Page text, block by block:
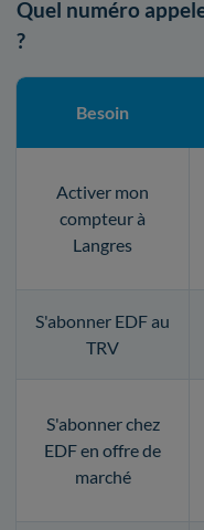
Quel numéro
?
Besoin
Activer mon
compteur à
Langres
S'abonner EDF au
TRV
S'abonner chez
EDF en offre de
marché